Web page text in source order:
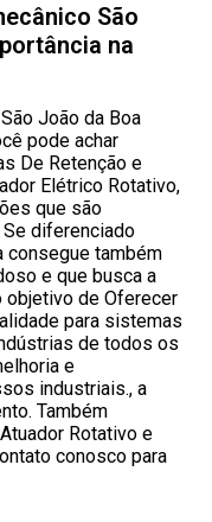
São
na
João da Boa
pode achar
De Retenção e
Elétrico Rotativo,
que são
diferenciado
consegue também
e que busca a
objetivo de Oferecer
para sistemas
de todos os
e
industriais., a
Também
Rotativo e
conosco para